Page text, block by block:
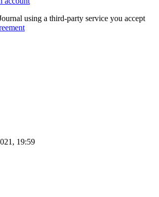
using a third-party service you accept
19:59